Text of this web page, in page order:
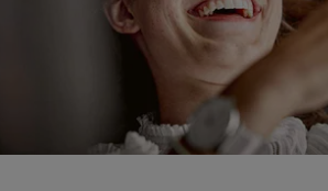
Lange Str. 27,17440 Lassan (42.4
Homepage besuchen
Andre Krüger
Wylichstr. 2 a/Parkhaus 18609
(45.2 km)